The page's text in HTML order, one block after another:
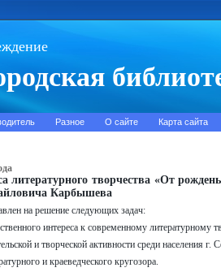
Разное О сайте Карта сайта
литературного творчества «От
Карбышева
на решение следующих задач:
интереса к современному литературному
и творческой активности среди населения г.
и краеведческого кругозора.